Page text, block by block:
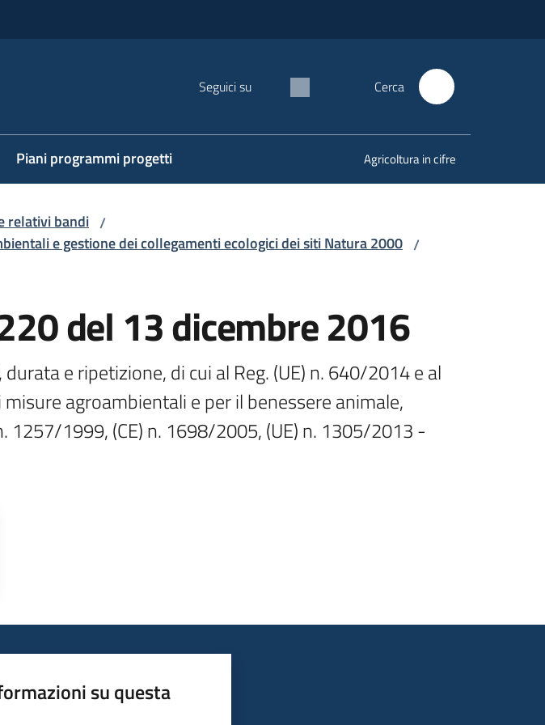
Seguici su Cerca
Piani programmi progetti Agricoltura in cifre
relativi bandi /
e gestione dei collegamenti ecologici dei siti Natura 2000 /
del 13 dicembre 2016
e ripetizione, di cui al Reg. (UE) n. 640/2014 e al
agroambientali e per il benessere animale,
1257/1999, (CE) n. 1698/2005, (UE) n. 1305/2013 -
su questa